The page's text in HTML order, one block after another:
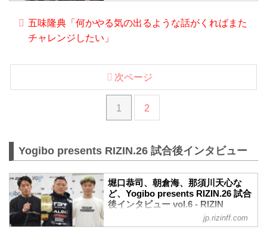
スペシャルワンマッチ
RIZIN MMAルール：5分 3R ※肘あり
試合結果
聡志（LOSE）
1R 4分20秒 KO（スタンドパンチ）
入場
ROUND 1
朝倉はサウスポーから左ストレート、右
アッパーと振るっていく。弥益も右ロー
細かなポジションの変更で朝倉の打撃に
前に出たところで足を滑らせグラウンド
へ。だが朝倉は追うことなく弥益を立た
せる。
弥益は依然...
五味隆典「何かやる気の出るような話がくればまた
チャレンジしたい」
1 2
次ページ
Yogibo presents RIZIN.26 試合後インタビュー
堀口恭司、朝倉海、那須川天心な
ど、Yogibo presents RIZIN.26 試合
後インタビュー vol.6 - RIZIN
FIGHTING FEDERATION オフィシ
ャルサイト
jp.rizinff.com